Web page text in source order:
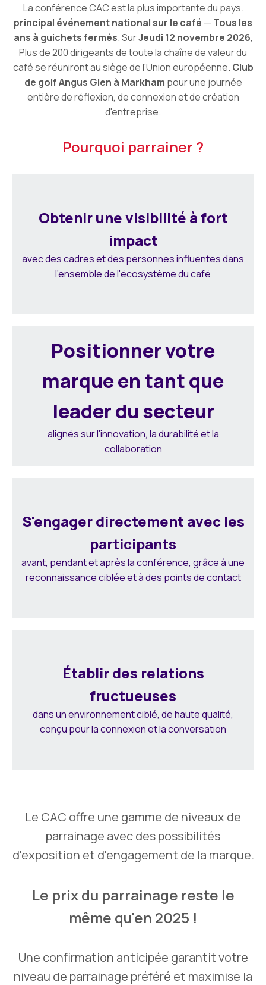
La conférence CAC est la plus importante du pays.
principal événement national sur le café — Tous les
ans à guichets fermés. SurJeudi 12 novembre 2026,
Plus de 200 dirigeants de toute la chaîne de valeur du
café se réuniront au siège de l'Union européenne. Club
de golf Angus Glen à Markham pour une journée
entière de réflexion, de connexion et de création
d'entreprise.
Pourquoi parrainer ?
Obtenir une visibilité à fort
impact
avec des cadres et des personnes influentes dans
l'ensemble de l'écosystème du café
Positionner votre
marque en tant que
leader du secteur
alignés sur l'innovation, la durabilité et la
collaboration
S'engager directement avec les
participants
avant, pendant et après la conférence, grâce à une
reconnaissance ciblée et à des points de contact
Établir des relations
fructueuses
dans un environnement ciblé, de haute qualité,
conçu pour la connexion et la conversation
Le CAC offre une gamme de niveaux de
parrainage avec des possibilités
d'exposition et d'engagement de la marque.
Le prix du parrainage reste le
même qu'en 2025 !
Une confirmation anticipée garantit votre
niveau de parrainage préféré et maximise la